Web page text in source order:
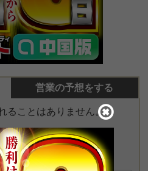
営業の予想をする
ることはありません。